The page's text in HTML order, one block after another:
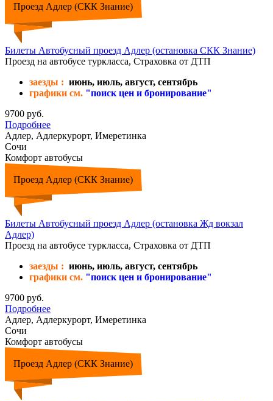
Проезд Адлер (СКК Знание)
Билеты Автобусный проезд Адлер (остановка СКК Знание)
Проезд на автобусе туркласса, Страховка от ДТП
заезды : июнь, июль, август, сентябрь
графики см. "поиск цен и бронирование"
9700 руб.
Подробнее
Адлер, Адлеркурорт, Имеретинка
Сочи
Комфорт автобусы
Проезд Адлер (СКК Знание)
Билеты Автобусный проезд Адлер (остановка Жд вокзал
Адлер)
Проезд на автобусе туркласса, Страховка от ДТП
заезды : июнь, июль, август, сентябрь
графики см. "поиск цен и бронирование"
9700 руб.
Подробнее
Адлер, Адлеркурорт, Имеретинка
Сочи
Комфорт автобусы
Проезд Адлер (СКК Знание)